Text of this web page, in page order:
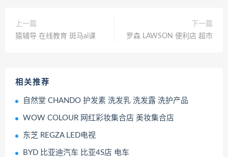
上一篇
猿辅导 在线教育 斑马ai课
下一篇
罗森 LAWSON 便利店 超市
相关推荐
自然堂 CHANDO 护发素 洗发乳 洗发露 洗护产品
WOW COLOUR 网红彩妆集合店 美妆集合店
东芝 REGZA LED电视
BYD 比亚迪汽车 比亚4S店 电车